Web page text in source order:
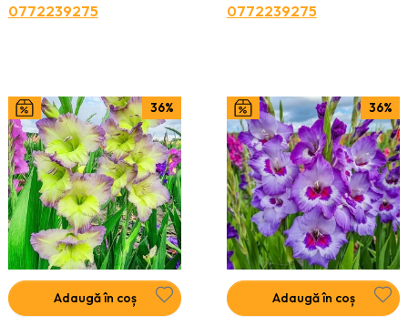
0772239275
0772239275
36%
Adaugă în coș
36%
Adaugă în coș